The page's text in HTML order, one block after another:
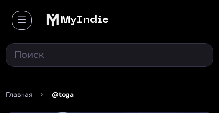
MyIndie
Главная > @toga